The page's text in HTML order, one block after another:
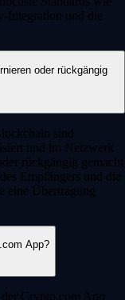
Integration und die
oder rückgängig
sind
und im Netzwerk
rückgängig gemacht
Empfängers und die
eine Übertragung
App?
Crypto.com App